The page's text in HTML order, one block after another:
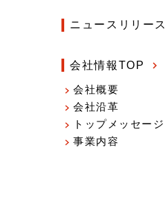
ニュースリリース
会社情報TOP
会社概要
会社沿革
トップメッセージ
事業内容